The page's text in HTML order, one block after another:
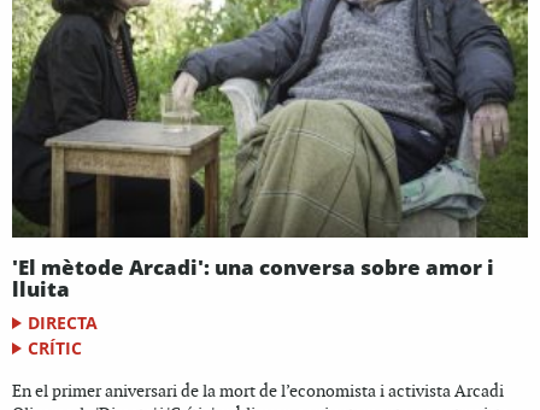
'El mètode Arcadi': una conversa sobre amor i
lluita
DIRECTA
CRÍTIC
En el primer aniversari de la mort de l’economista i activista Arcadi